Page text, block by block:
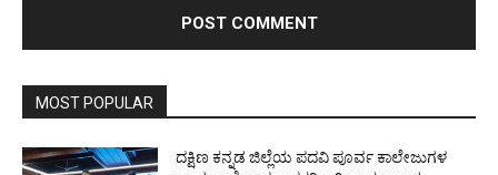
MOST POPULAR
ದಕ್ಷಿಣ ಕನ್ನಡ ಜಿಲ್ಲೆಯ ಪದವಿ ಪೂರ್ವ ಕಾಲೇಜುಗಳ